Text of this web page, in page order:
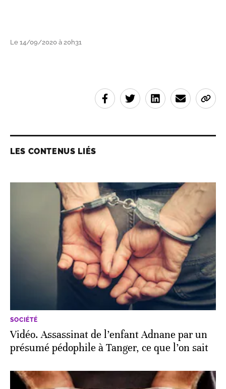
Le 14/09/2020 à 20h31
LES CONTENUS LIÉS
SOCIÉTÉ
Vidéo. Assassinat de l’enfant Adnane par un
présumé pédophile à Tanger, ce que l’on sait